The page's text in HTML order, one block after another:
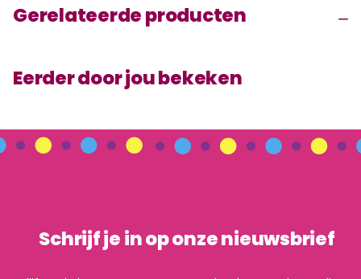
Gerelateerde producten
Eerder door jou bekeken
Schrijf je in op onze nieuwsbrief